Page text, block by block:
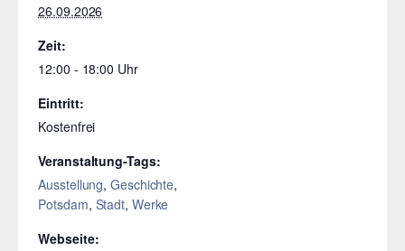
26.09.2026
Zeit:
12:00 - 18:00
Eintritt:
Kostenfrei
Veranstaltung-Tags:
Ausstellung,Geschichte,
Potsdam, Stadt, Werke
Webseite: